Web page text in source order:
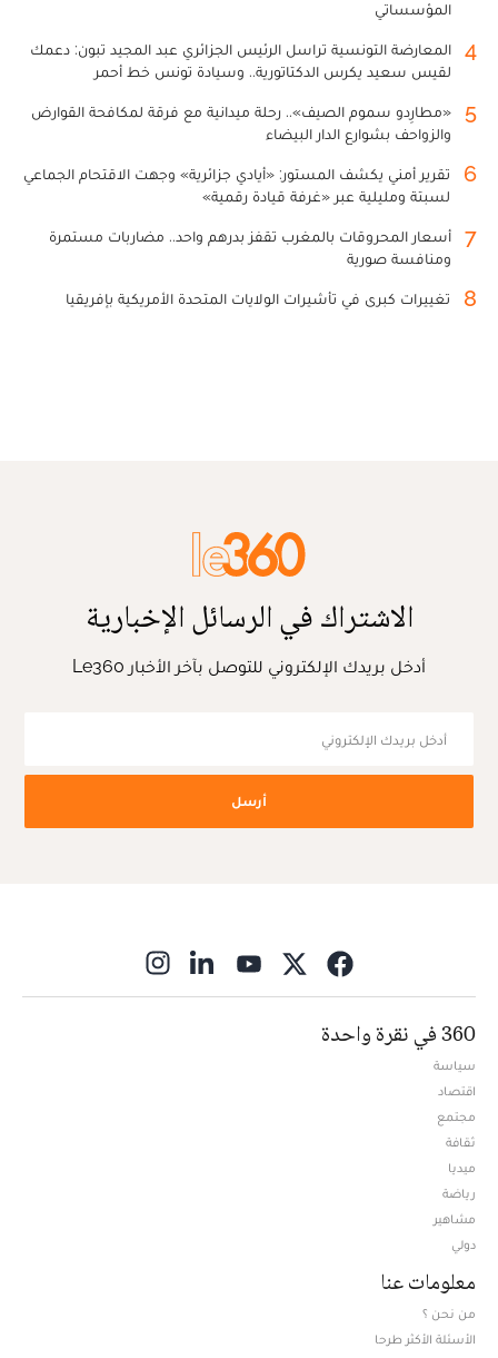
المؤسساتي
4
المعارضة التونسية تراسل الرئيس الجزائري عبد المجيد تبون: دعمك
لقيس سعيد يكرس الدكتاتورية.. وسيادة تونس خط أحمر
5
«مطارِدو سموم الصيف».. رحلة ميدانية مع فرقة لمكافحة القوارض
والزواحف بشوارع الدار البيضاء
6
تقرير أمني يكشف المستور: «أيادي جزائرية» وجهت الاقتحام الجماعي
لسبتة ومليلية عبر «غرفة قيادة رقمية»
7
أسعار المحروقات بالمغرب تقفز بدرهم واحد.. مضاربات مستمرة
ومنافسة صورية
8 تغييرات كبرى في تأشيرات الولايات المتحدة الأمريكية بإفريقيا
الاشتراك في الرسائل الإخبارية
أدخل بريدك الإلكتروني للتوصل بآخر الأخبار Le360
أرسل
360 في نقرة واحدة
سياسة
اقتصاد
مجتمع
ثقافة
ميديا
رياضة
مشاهير
دولي
معلومات عنا
من نحن ؟
الأسئلة الأكثر طرحا